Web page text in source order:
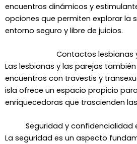
encuentros dinámicos y
opciones que permiten explorar la
entorno seguro y libre de juicios.
Contactos lesbianas
Las lesbianas y las parejas
encuentros con travestis y
isla ofrece un espacio propicio
enriquecedoras que trascienden
Seguridad y confidencialidad
La seguridad es un aspecto